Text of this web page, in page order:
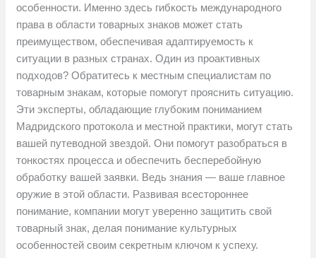
особенности. Именно здесь гибкость международного
права в области товарных знаков может стать
преимуществом, обеспечивая адаптируемость к
ситуации в разных странах. Один из проактивных
подходов? Обратитесь к местным специалистам по
товарным знакам, которые помогут прояснить ситуацию.
Эти эксперты, обладающие глубоким пониманием
Мадридского протокола и местной практики, могут стать
вашей путеводной звездой. Они помогут разобраться в
тонкостях процесса и обеспечить бесперебойную
обработку вашей заявки. Ведь знания — ваше главное
оружие в этой области. Развивая всестороннее
понимание, компании могут уверенно защитить свой
товарный знак, делая понимание культурных
особенностей своим секретным ключом к успеху.